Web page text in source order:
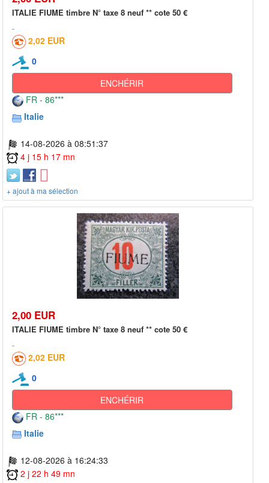
ITALIE FIUME timbre N° taxe 8 neuf ** cote 50 €
2,02 EUR
0
ENCHÉRIR
FR - 86***
Italie
14-08-2026 à 08:51:37
4 j 15 h 17 mn
+ ajout à ma sélection
2,00 EUR
ITALIE FIUME timbre N° taxe 8 neuf ** cote 50 €
2,02 EUR
0
ENCHÉRIR
FR - 86***
Italie
12-08-2026 à 16:24:33
2 j 22 h 49 mn